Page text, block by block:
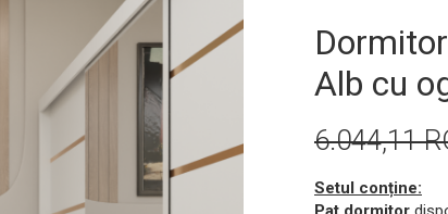
Alb cu
6.044,11
Setul conține: